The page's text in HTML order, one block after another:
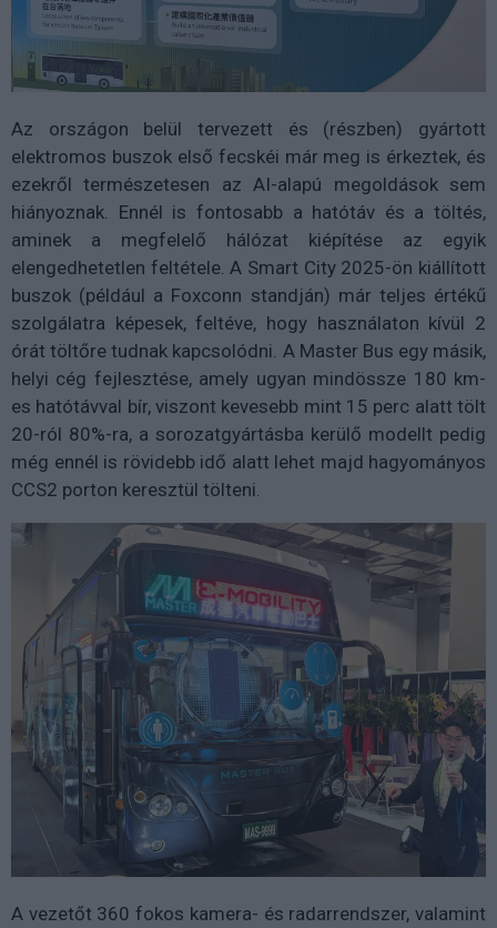
Az országon belül tervezett és (részben) gyártott
elektromos buszok első fecskéi már meg is érkeztek, és
ezekről természetesen az AI-alapú megoldások sem
hiányoznak. Ennél is fontosabb a hatótáv és a töltés,
aminek a megfelelő hálózat kiépítése az egyik
elengedhetetlen feltétele. A Smart City 2025-ön kiállított
buszok (például a Foxconn standján) már teljes értékű
szolgálatra képesek, feltéve, hogy használaton kívül 2
órát töltőre tudnak kapcsolódni. A Master Bus egy másik,
helyi cég fejlesztése, amely ugyan mindössze 180 km-
es hatótávval bír, viszont kevesebb mint 15 perc alatt tölt
20-ról 80%-ra, a sorozatgyártásba kerülő modellt pedig
még ennél is rövidebb idő alatt lehet majd hagyományos
CCS2 porton keresztül tölteni.
A vezetőt 360 fokos kamera- és radarrendszer, valamint